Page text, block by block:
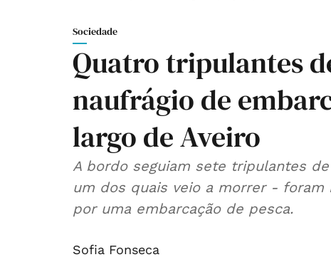
Sociedade
Quatro tripulantes
naufrágio de
largo de Aveiro
A bordo seguiam sete tripulantes
um dos quais veio a morrer - foram
por uma embarcação de pesca.
Sofia Fonseca